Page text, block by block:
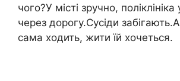
чого?У місті зручно,
через дорогу.Сусіди
сама ходить, жити їй хочеться.